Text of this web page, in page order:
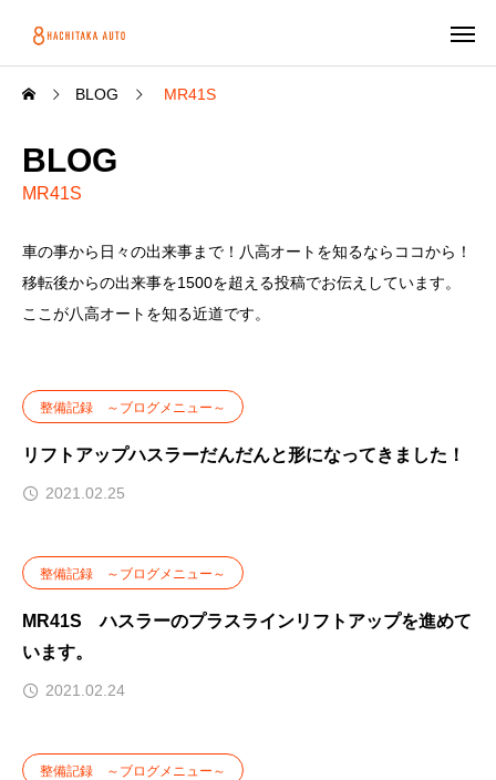
BLOG MR41S
BLOG
MR41S
車の事から日々の出来事まで！八高オートを知るならココから！
移転後からの出来事を1500を超える投稿でお伝えしています。
ここが八高オートを知る近道です。
整備記録 ～ブログメニュー～
リフトアップハスラーだんだんと形になってきました！
2021.02.25
整備記録 ～ブログメニュー～
MR41S ハスラーのプラスラインリフトアップを進めて
います。
2021.02.24
整備記録 ～ブログメニュー～